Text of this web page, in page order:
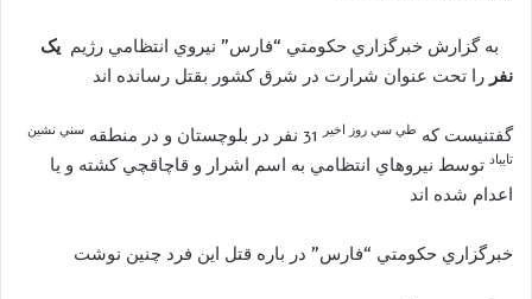
به گزارش خبرگزار ي حکومتي “فارس” نيروي انتظامي رژیم یک
نفر را تحت عنوان شرارت در شرق کشور بقتل رسانده اند
گفتنيست که طي سي روز اخير31 نفر در بلوچستان و در منطقه
سني نشين
تايباد توسط نيروهاي انتظامي به اسم اشرار و قاچاقچي کشته و يا
اعدام شده اند
خبرگزار ي حکومتي “فارس” در باره قتل این فرد چنین نوشت